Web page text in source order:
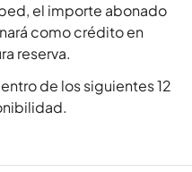
el importe abonado
como crédito en
reserva.
de los siguientes 12